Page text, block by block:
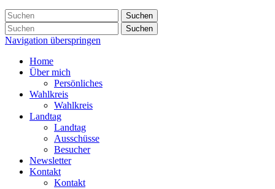
Suchen
Suchen
Navigation überspringen
Home
Über mich
Persönliches
Wahlkreis
Wahlkreis
Landtag
Landtag
Ausschüsse
Besucher
Newsletter
Kontakt
Kontakt